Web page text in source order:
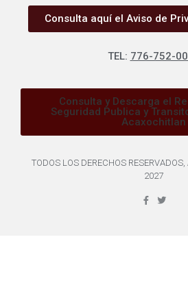
Consulta aquí el Aviso de
TEL: 776-752-
Consulta y Descarga el
Seguridad Publica y
Acaxochitlan
TODOS LOS DERECHOS
2027